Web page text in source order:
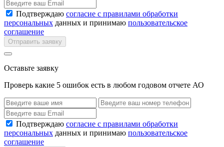
Подтверждаю согласие с правилами обработки
персональных данных и принимаю пользовательское
соглашение
Отправить заявку
Оставьте заявку
Проверь какие 5 ошибок есть в любом годовом отчете АО
Подтверждаю согласие с правилами обработки
персональных данных и принимаю пользовательское
соглашение